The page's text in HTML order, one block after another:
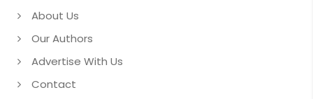
About Us
Our Authors
Advertise With Us
Contact